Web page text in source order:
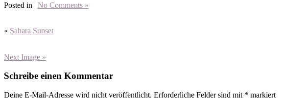
Posted in | No Comments »
« Sahara Sunset
Next Image »
Schreibe einen Kommentar
Deine E-Mail-Adresse wird nicht veröffentlicht. Erforderliche Felder sind mit * markiert